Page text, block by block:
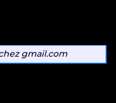
gmail.com